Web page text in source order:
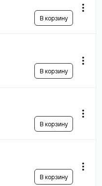
В корзину
В корзину
В корзину
В корзину